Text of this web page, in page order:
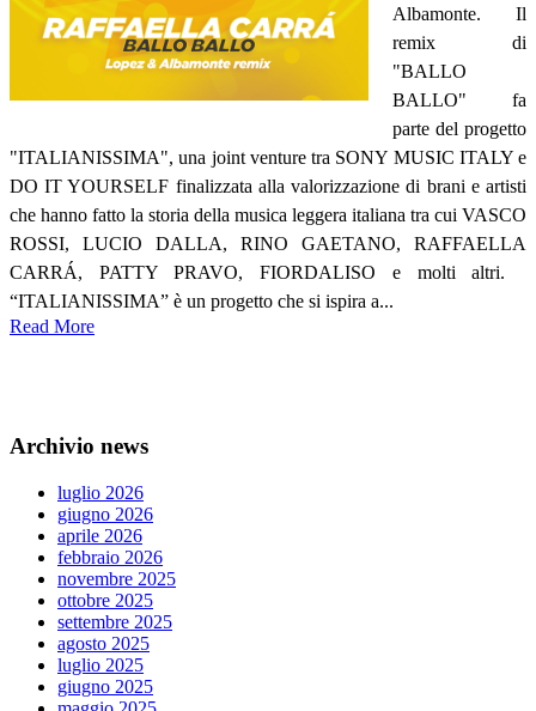
Albamonte. Il
remix di
"BALLO
BALLO" fa
parte del progetto
"ITALIANISSIMA", una joint venture tra SONY MUSIC ITALY e
DO IT YOURSELF finalizzata alla valorizzazione di brani e artisti
che hanno fatto la storia della musica leggera italiana tra cui VASCO
ROSSI, LUCIO DALLA, RINO GAETANO, RAFFAELLA
CARRÁ, PATTY PRAVO, FIORDALISO e molti altri.
“ITALIANISSIMA” è un progetto che si ispira a...
Read More
Archivio news
luglio 2026
giugno 2026
aprile 2026
febbraio 2026
novembre 2025
ottobre 2025
settembre 2025
agosto 2025
luglio 2025
giugno 2025